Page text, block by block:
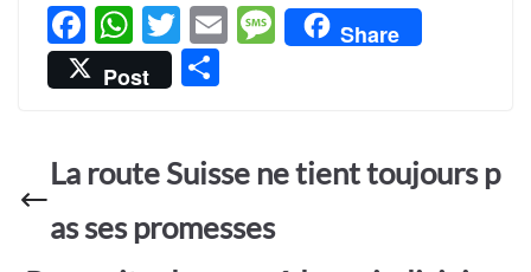
F
ac
e
o
o
k
W
h
at
A
p
p
T
w
itt
E
M
es
e
Share
Post
g
er
La route Suisse ne tient toujours p
as ses promesses